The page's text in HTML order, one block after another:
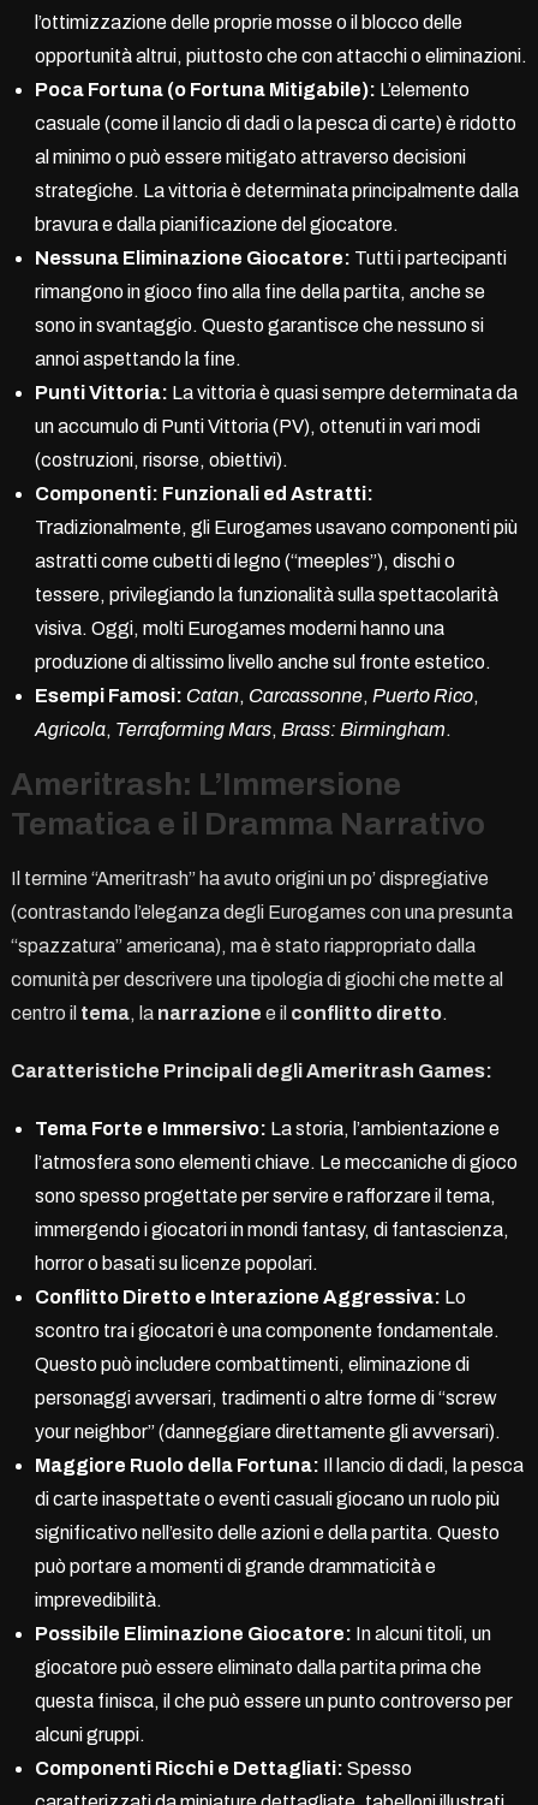
l’ottimizzazione delle proprie mosse o il blocco delle
opportunità altrui, piuttosto che con attacchi o eliminazioni.
Poca Fortuna (o Fortuna Mitigabile): L’elemento
casuale (come il lancio di dadi o la pesca di carte) è ridotto
al minimo o può essere mitigato attraverso decisioni
strategiche. La vittoria è determinata principalmente dalla
bravura e dalla pianificazione del giocatore.
Nessuna Eliminazione Giocatore: Tutti i partecipanti
rimangono in gioco fino alla fine della partita, anche se
sono in svantaggio. Questo garantisce che nessuno si
annoi aspettando la fine.
Punti Vittoria: La vittoria è quasi sempre determinata da
un accumulo di Punti Vittoria (PV), ottenuti in vari modi
(costruzioni, risorse, obiettivi).
Componenti: Funzionali ed Astratti:
Tradizionalmente, gli Eurogames usavano componenti più
astratti come cubetti di legno (“meeples”), dischi o
tessere, privilegiando la funzionalità sulla spettacolarità
visiva. Oggi, molti Eurogames moderni hanno una
produzione di altissimo livello anche sul fronte estetico.
Esempi Famosi: Catan, Carcassonne, Puerto Rico,
Agricola, Terraforming Mars, Brass: Birmingham.
Ameritrash: L’Immersione
Tematica e il Dramma Narrativo
Il termine “Ameritrash” ha avuto origini un po’ dispregiative
(contrastando l’eleganza degli Eurogames con una presunta
“spazzatura” americana), ma è stato riappropriato dalla
comunità per descrivere una tipologia di giochi che mette al
centro il tema, la narrazione e il conflitto diretto.
Caratteristiche Principali degli Ameritrash Games:
Tema Forte e Immersivo: La storia, l’ambientazione e
l’atmosfera sono elementi chiave. Le meccaniche di gioco
sono spesso progettate per servire e rafforzare il tema,
immergendo i giocatori in mondi fantasy, di fantascienza,
horror o basati su licenze popolari.
Conflitto Diretto e Interazione Aggressiva: Lo
scontro tra i giocatori è una componente fondamentale.
Questo può includere combattimenti, eliminazione di
personaggi avversari, tradimenti o altre forme di “screw
your neighbor” (danneggiare direttamente gli avversari).
Maggiore Ruolo della Fortuna: Il lancio di dadi, la pesca
di carte inaspettate o eventi casuali giocano un ruolo più
significativo nell’esito delle azioni e della partita. Questo
può portare a momenti di grande drammaticità e
imprevedibilità.
Possibile Eliminazione Giocatore: In alcuni titoli, un
giocatore può essere eliminato dalla partita prima che
questa finisca, il che può essere un punto controverso per
alcuni gruppi.
Componenti Ricchi e Dettagliati: Spesso